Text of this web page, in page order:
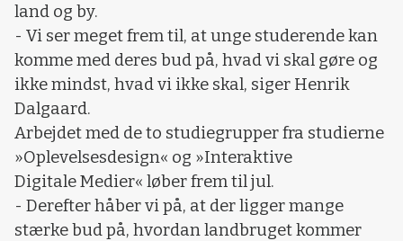
land og by.
- Vi ser meget frem til, at unge studerende kan
komme med deres bud på, hvad vi skal gøre og
ikke mindst, hvad vi ikke skal, siger Henrik
Dalgaard.
Arbejdet med de to studiegrupper fra studierne
»Oplevelsesdesign« og »Interaktive
Digitale Medier« løber frem til jul.
- Derefter håber vi på, at der ligger mange
stærke bud på, hvordan landbruget kommer